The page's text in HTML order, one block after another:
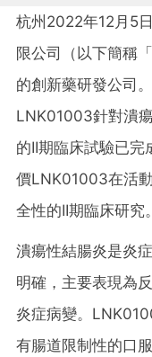
杭州 2022年12月5日
限公司（以下簡稱
的創新藥研發公司
LNK01003針對潰
的II期臨床試驗已
價LNK01003在活
全性的II期臨床研究。
潰瘍性結腸炎是炎
明確，主要表現為
炎症病變。
有腸道限制性的口